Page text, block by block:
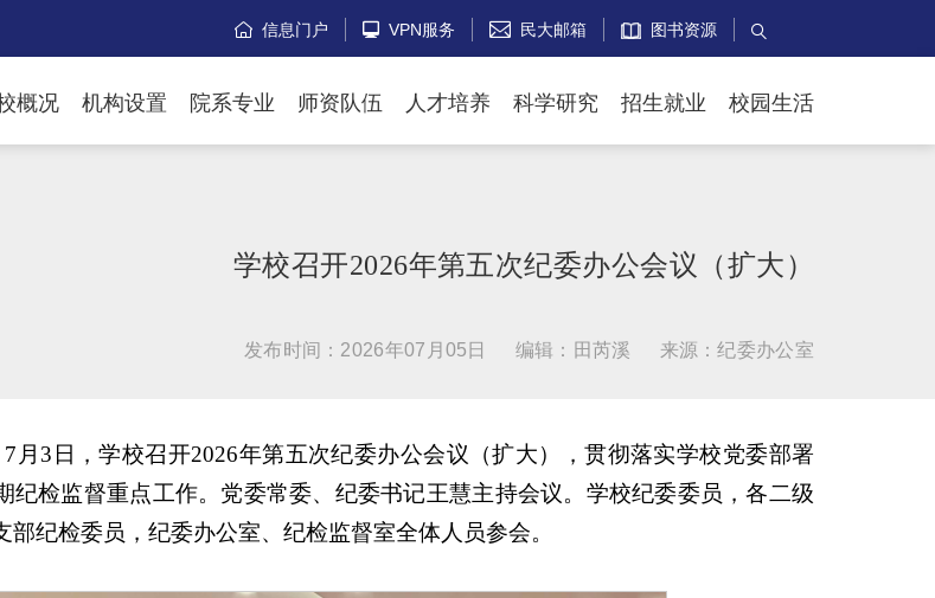
 信息门户  VPN服务  民大邮箱 图书资源 
概况 机构设置 院系专业 师资队伍 人才培养 科学研究 招生就业 校园生活
学校召开2026年第五次纪委办公会议（扩大）
发布时间：2026年07月05日 编辑：田芮溪 来源：纪委办公室
7月3日，学校召开2026年第五次纪委办公会议（扩大），贯彻落实学校党委部署
纪检监督重点工作。党委常委、纪委书记王慧主持会议。学校纪委委员，各二级
部纪检委员，纪委办公室、纪检监督室全体人员参会。